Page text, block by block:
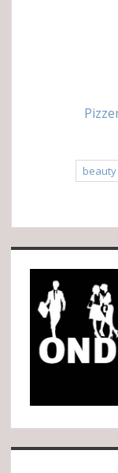
beauty
Sidebar